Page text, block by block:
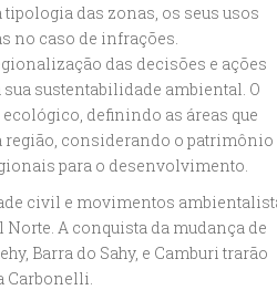
das zonas, os seus usos
no caso de infrações.
das decisões e ações
sustentabilidade ambiental. O
definindo as áreas que
região, considerando o patrimônio
para o desenvolvimento.
civil e movimentos
A conquista da mudança de
Barra do Sahy, e Camburi trarão
Carbonelli.